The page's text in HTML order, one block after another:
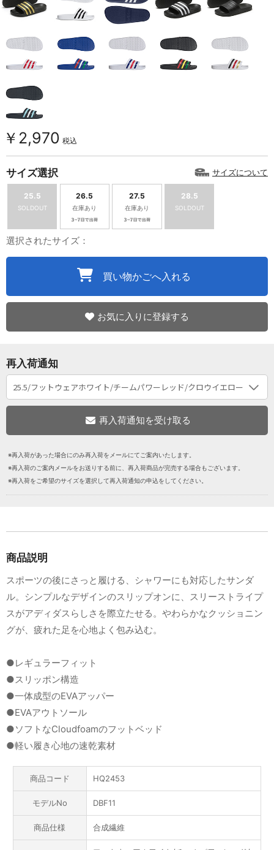
￥2,970 税込
サイズ選択 サイズについて
25.5
SOLDOUT
26.5
在庫あり
27.5
在庫あり
28.5
SOLDOUT
選択されたサイズ：
買い物かごへ入れる
お気に入りに登録する
再入荷通知
※再入荷があった場合にのみ再入荷をメールにてご案内いたします。
※再入荷のご案内メールをお送りする前に、再入荷商品が完売する場合もございます。
※再入荷をご希望のサイズを選択して再入荷通知の申込をしてください。
商品説明
スポーツの後にさっと履ける、シャワーにも対応したサンダ
ル。シンプルなデザインのスリップオンに、スリーストライプ
スがアディダスらしさを際立たせる。やわらかなクッショニン
グが、疲れた足を心地よく包み込む。
●レギュラーフィット
●スリッポン構造
●一体成型のEVAアッパー
●EVAアウトソール
●ソフトなCloudfoamのフットベッド
●軽い履き心地の速乾素材
商品コード HQ2453
モデルNo DBF11
商品仕様 合成繊維